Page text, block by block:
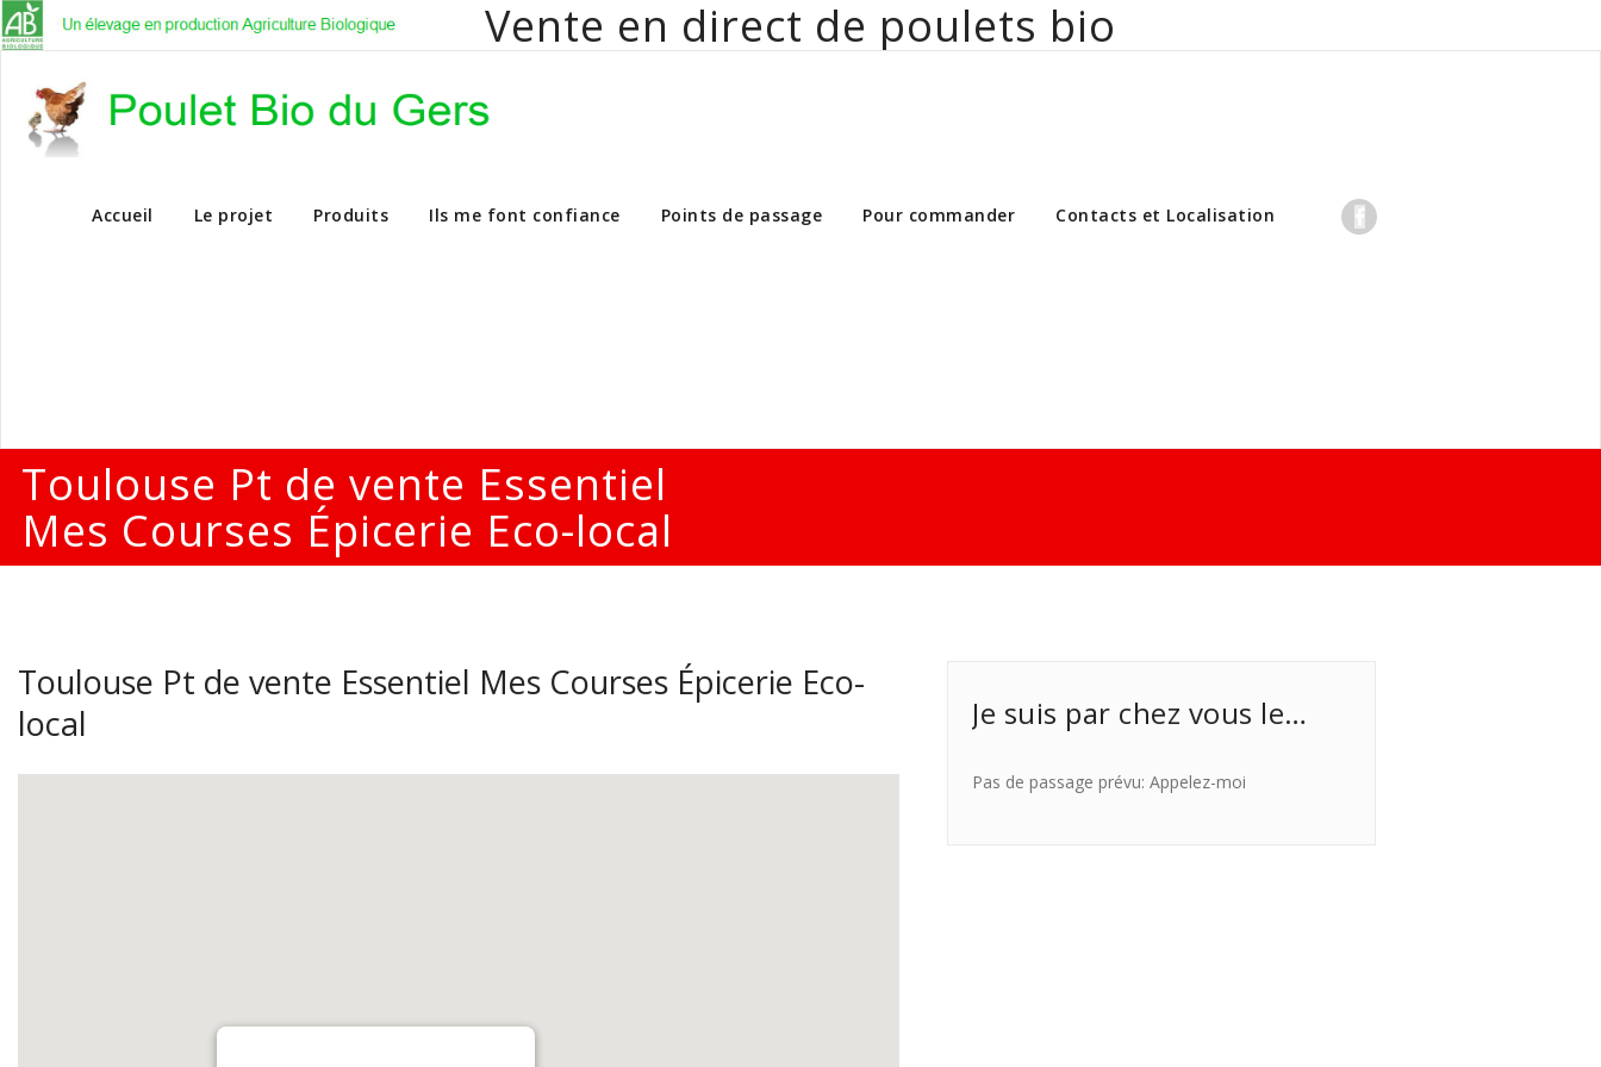
Vente en direct de poulets bio
Vente en direct de poulets bio aux particuliers et professionnels
Accueil Le projet Produits Ils me font confiance Points de passage Pour commander Contacts et Localisation
Toulouse Pt de vente Essentiel
Mes Courses Épicerie Eco-local
Toulouse Pt de vente Essentiel Mes Courses Épicerie Eco-
local
Je suis par chez vous le…
Pas de passage prévu: Appelez-moi